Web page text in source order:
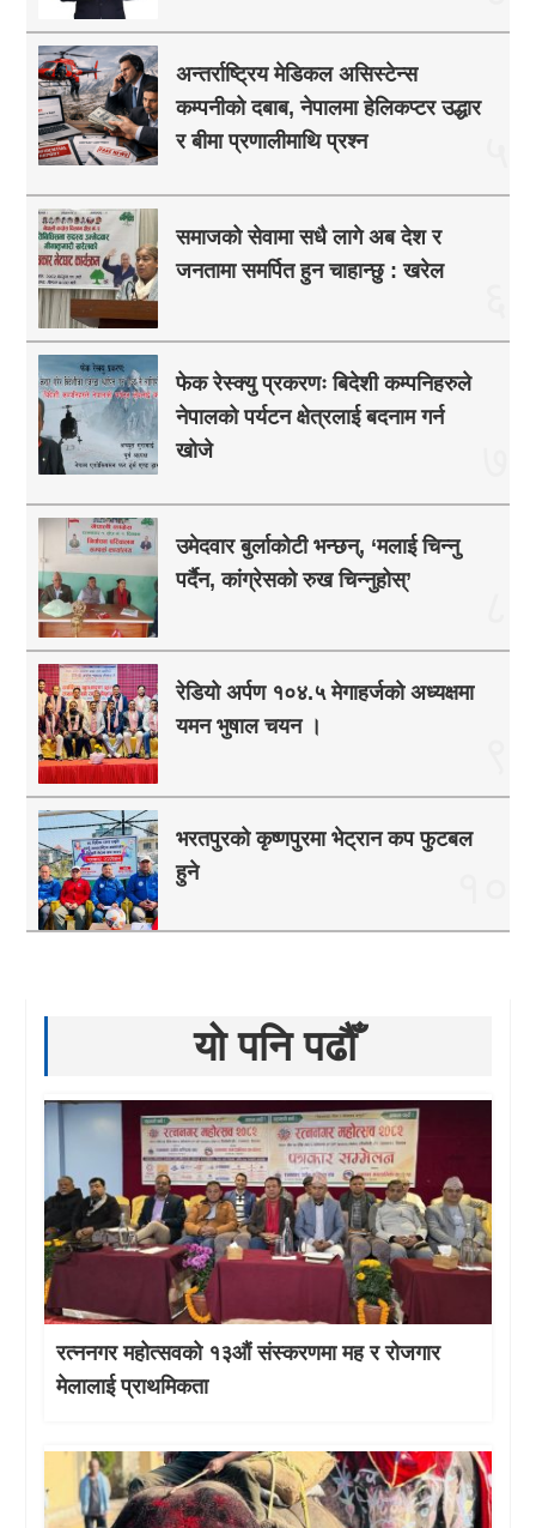
अन्तर्राष्ट्रिय मेडिकल असिस्टेन्स
कम्पनीको दबाब, नेपालमा हेलिकप्टर उद्धार
र बीमा प्रणालीमाथि प्रश्न
समाजको सेवामा सधै लागे अब देश र
जनतामा समर्पित हुन चाहान्छु : खरेल
फेक रेस्क्यु प्रकरणः बिदेशी कम्पनिहरुले
नेपालको पर्यटन क्षेत्रलाई बदनाम गर्न
खोजे
उमेदवार बुर्लाकोटी भन्छन्, ‘मलाई चिन्नु
पर्दैन, कांग्रेसको रुख चिन्नुहोस्’
रेडियो अर्पण १०४.५ मेगाहर्जको अध्यक्षमा
यमन भुषाल चयन ।
भरतपुरको कृष्णपुरमा भेट्रान कप फुटबल
हुने
यो पनि पढौँ
रत्ननगर महोत्सवको १३औं संस्करणमा मह र रोजगार
मेलालाई प्राथमिकता